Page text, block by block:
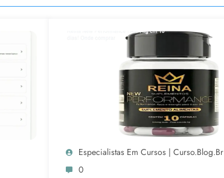
Especialistas Em Cursos | Curso.blog.br
0